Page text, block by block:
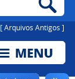
[ Arquivos Antigos ]